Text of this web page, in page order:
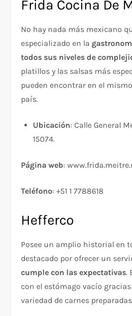
Frida Cocina De
No hay nada más mexicano
especializado en la
todos sus niveles de
platillos y las salsas más
pueden encontrar en el
país.
Ubicación: Calle General
15074.
Página web:
Teléfono: +51 1 7788618
Hefferco
Posee un amplio historial en
destacado por ofrecer un
cumple con las expectativas.
con el estómago vacío
variedad de carnes